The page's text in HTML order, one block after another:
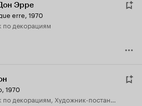
Эрре
erre, 1970
по декорациям
, 1970
декорациям, Художник-постановщик